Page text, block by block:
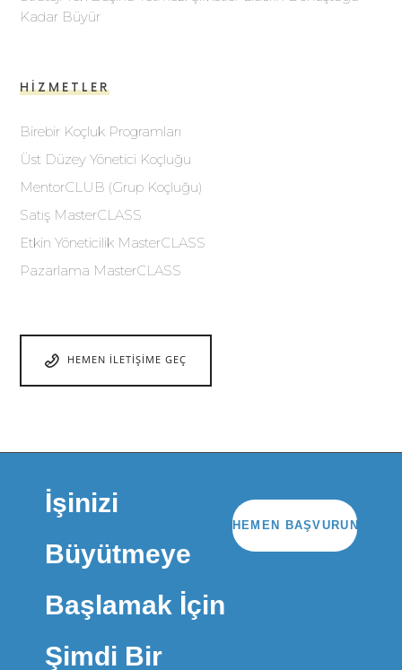
Kadar Büyür
HIZMETLER
Birebir Koçluk Programları
Üst Düzey Yönetici Koçluğu
MentorCLUB (Grup Koçluğu)
Satış MasterCLASS
Etkin Yöneticilik MasterCLASS
Pazarlama MasterCLASS
HEMEN İLETIŞIME GEÇ
İşinizi
Büyütmeye
Başlamak İçin
Şimdi Bir
HEMEN BAŞVURUN